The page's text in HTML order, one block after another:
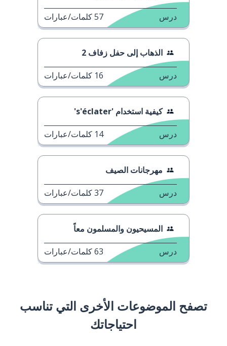
درس 57كلمات/عبارات
الذهاب إلى حفل زفاف 2
درس 16 كلمات/عبارات
كيفية استخدام 's'éclater'
درس 14 كلمات/عبارات
مهرجانات الصيف
درس 37كلمات/عبارات
المسيحيون والمسلمون معاً
درس 63كلمات/عبارات
تصفح الموضوعات الأخرى التي تناسب
احتياجاتك